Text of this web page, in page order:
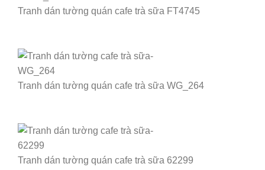
Tranh dán tường quán cafe trà sữa FT4745
Tranh dán tường quán cafe trà sữa WG_264
Tranh dán tường quán cafe trà sữa 62299